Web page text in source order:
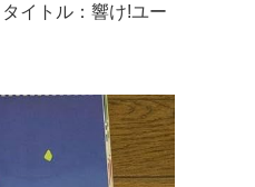
イトル：響け!ユー